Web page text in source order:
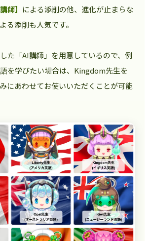
師】 による添削の他、進化が止まらな
る添削も人気です。
た「AI講師」を用意しているので、例
を学びたい場合は、Kingdom先生を
にあわせてお使いいただくことが可能